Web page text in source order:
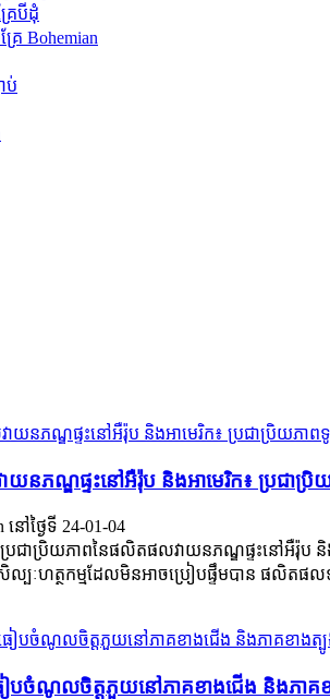
ែបីដុំ
រែ Bohemian
ប់
នភណ្ឌផ្ទះនៅអឺរ៉ុប និងអាមេរិក៖ ប្រជាប្រិ
ៅថ្ងៃទី 24-01-04
ប្រជាប្រិយភាពនៃផលិតផលវាយនភណ្ឌផ្ទះនៅអឺរ៉ុប
ៈហត្ថកម្មដែលមិនអាចប្រៀបផ្ទឹមបាន ផលិតផលទ
ៀបចំណូលចិត្តភួយនៅភាគខាងជើង និងភាគ